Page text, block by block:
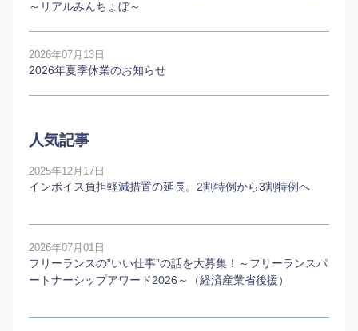
～リアルみんちょぼ～
2026年07月13日
2026年夏季休業のお知らせ
人気記事
2025年12月17日
インボイス負担軽減措置の延長。2割特例から3割特例へ
2026年07月01日
フリーランスの”いい仕事”の話を大募集！～フリーランスパ
ートナーシップアワード2026～（経済産業省後援）